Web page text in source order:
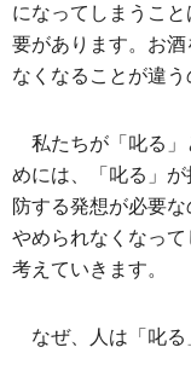
になってしまうこ
要があります。お
なくなることが違う
私たちが「叱る
めには、「叱る」
防する発想が必要
やめられなくなっ
考えていきます。
なぜ、人は「叱